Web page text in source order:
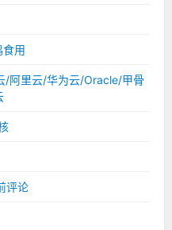
用
/阿里云/华为云/Oracle/甲骨
评论